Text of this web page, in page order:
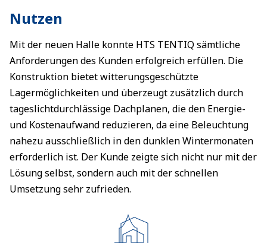
Nutzen
Mit der neuen Halle konnte HTS TENTIQ sämtliche
Anforderungen des Kunden erfolgreich erfüllen. Die
Konstruktion bietet witterungsgeschützte
Lagermöglichkeiten und überzeugt zusätzlich durch
tageslichtdurchlässige Dachplanen, die den Energie-
und Kostenaufwand reduzieren, da eine Beleuchtung
nahezu ausschließlich in den dunklen Wintermonaten
erforderlich ist. Der Kunde zeigte sich nicht nur mit der
Lösung selbst, sondern auch mit der schnellen
Umsetzung sehr zufrieden.